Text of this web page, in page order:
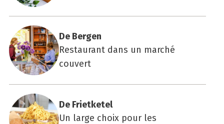
De Ber­gen
Restaurant dans un marché
couvert
De Friet­ke­tel
Un large choix pour les